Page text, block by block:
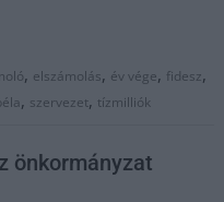
, elszámolás, év vége, fidesz,
, szervezet, tízmilliók
önkormányzat